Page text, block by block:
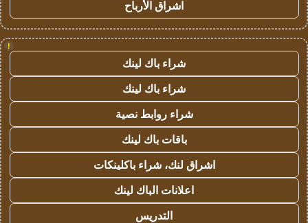
اشراق الأرباح
!
شراء باك لينك
شراء باك لينك
شراء روابط نصية
باقات باك لينك
اشراق لنك، شراء باكلينكات
اعلانات الباك لينك
التدريس